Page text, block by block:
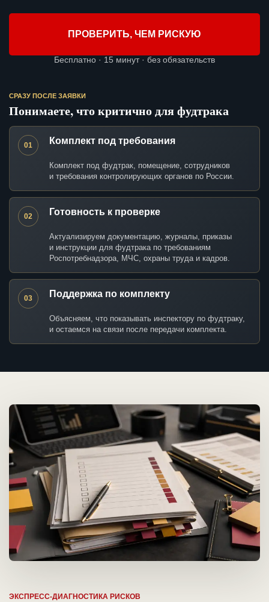
ПРОВЕРИТЬ, ЧЕМ РИСКУЮ
Бесплатно · 15 минут · без обязательств
СРАЗУ ПОСЛЕ ЗАЯВКИ
Понимаете, что критично для фудтрака
01 Комплект под требования
Комплект под фудтрак, помещение, сотрудников
и требования контролирующих органов по России.
02 Готовность к проверке
Актуализируем документацию, журналы, приказы
и инструкции для фудтрака по требованиям
Роспотребнадзора, МЧС, охраны труда и кадров.
03 Поддержка по комплекту
Объясняем, что показывать инспектору по фудтраку,
и остаемся на связи после передачи комплекта.
ЭКСПРЕСС-ДИАГНОСТИКА РИСКОВ